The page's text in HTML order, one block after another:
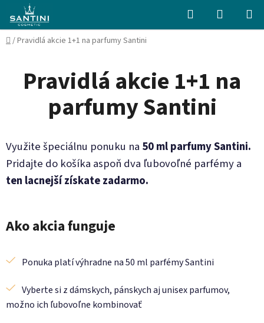
Prejsť
obsah
Hľadať
KOŠÍK
Domov
/Pravidlá akcie 1+1 na parfumy Santini
Pravidlá akcie 1+1 na
parfumy Santini
Využite špeciálnu ponuku na 50 ml parfumy Santini.
Pridajte do košíka aspoň dva ľubovoľné parfémy a
ten lacnejší získate zadarmo.
Ako akcia funguje
Ponuka platí výhradne na 50 ml parfémy Santini
Vyberte si z dámskych, pánskych aj unisex parfumov,
možno ich ľubovoľne kombinovať